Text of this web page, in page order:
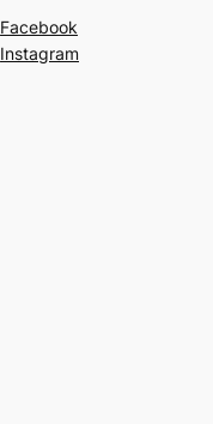
Facebook
Instagram